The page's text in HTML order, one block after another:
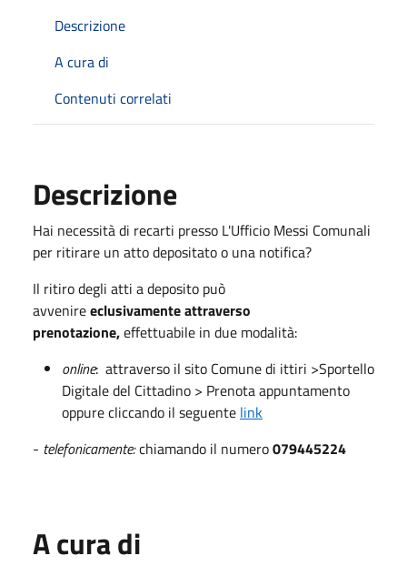
Descrizione
A cura di
Contenuti correlati
Descrizione
Hai necessità di recarti presso L'Ufficio Messi Comunali
per ritirare un atto depositato o una notifica?
Il ritiro degli atti a deposito può
avvenireeclusivamente attraverso
prenotazione,effettuabile in due modalità:
online: attraverso il sito Comune di ittiri >Sportello
Digitale del Cittadino > Prenota appuntamento
oppure cliccando il seguente link
- telefonicamente:chiamando il numero079445224
A cura di